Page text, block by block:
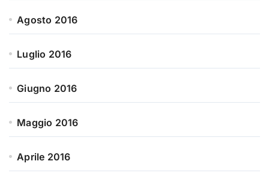
Agosto 2016
Luglio 2016
Giugno 2016
Maggio 2016
Aprile 2016